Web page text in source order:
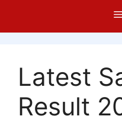
Latest
Result